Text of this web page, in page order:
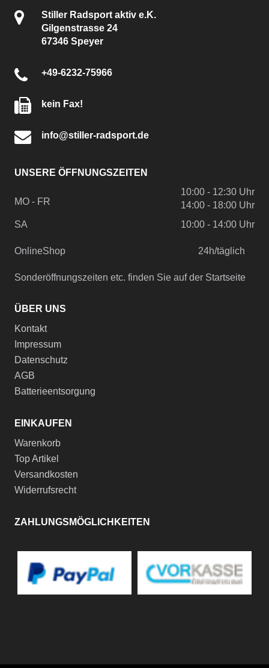
Stiller Radsport aktiv e.K.
Gilgenstrasse 24
67346 Speyer
+49-6232-75966
kein Fax!
info@stiller-radsport.de
UNSERE ÖFFNUNGSZEITEN
MO - FR
10:00 - 12:30 Uhr
14:00 - 18:00 Uhr
SA
10:00 - 14:00 Uhr
OnlineShop 24h/täglich
Sonderöffnungszeiten etc. finden Sie auf der Startseite
ÜBER UNS
Kontakt
Impressum
Datenschutz
AGB
Batterieentsorgung
EINKAUFEN
Warenkorb
Top Artikel
Versandkosten
Widerrufsrecht
ZAHLUNGSMÖGLICHKEITEN